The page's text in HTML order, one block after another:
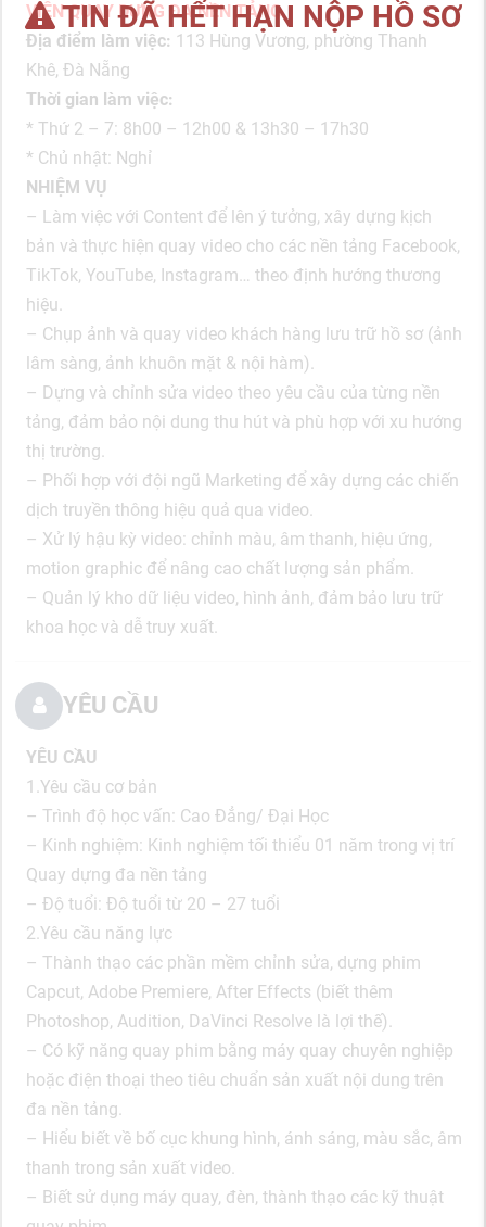
TIN ĐÃ HẾT HẠN NỘP HỒ SƠ
VIÊN QUAY DỰNG ĐA NỀN TẢNG
Địa điểm làm việc: 113 Hùng Vương, phường Thanh
Khê, Đà Nẵng
Thời gian làm việc:
* Thứ 2 – 7: 8h00 – 12h00 & 13h30 – 17h30
* Chủ nhật: Nghỉ
NHIỆM VỤ
– Làm việc với Content để lên ý tưởng, xây dựng kịch
bản và thực hiện quay video cho các nền tảng Facebook,
TikTok, YouTube, Instagram… theo định hướng thương
hiệu.
– Chụp ảnh và quay video khách hàng lưu trữ hồ sơ (ảnh
lâm sàng, ảnh khuôn mặt & nội hàm).
– Dựng và chỉnh sửa video theo yêu cầu của từng nền
tảng, đảm bảo nội dung thu hút và phù hợp với xu hướng
thị trường.
– Phối hợp với đội ngũ Marketing để xây dựng các chiến
dịch truyền thông hiệu quả qua video.
– Xử lý hậu kỳ video: chỉnh màu, âm thanh, hiệu ứng,
motion graphic để nâng cao chất lượng sản phẩm.
– Quản lý kho dữ liệu video, hình ảnh, đảm bảo lưu trữ
khoa học và dễ truy xuất.
YÊU CẦU
YÊU CẦU
1.Yêu cầu cơ bản
– Trình độ học vấn: Cao Đẳng/ Đại Học
– Kinh nghiệm: Kinh nghiệm tối thiểu 01 năm trong vị trí
Quay dựng đa nền tảng
– Độ tuổi: Độ tuổi từ 20 – 27 tuổi
2.Yêu cầu năng lực
– Thành thạo các phần mềm chỉnh sửa, dựng phim
Capcut, Adobe Premiere, After Effects (biết thêm
Photoshop, Audition, DaVinci Resolve là lợi thế).
– Có kỹ năng quay phim bằng máy quay chuyên nghiệp
hoặc điện thoại theo tiêu chuẩn sản xuất nội dung trên
đa nền tảng.
– Hiểu biết về bố cục khung hình, ánh sáng, màu sắc, âm
thanh trong sản xuất video.
– Biết sử dụng máy quay, đèn, thành thạo các kỹ thuật